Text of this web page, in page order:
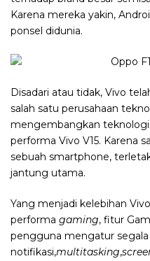
Karena mereka yakin,
ponsel didunia.
Disadari atau tidak, Vivo
salah satu perusahaan
mengembangkan
performa Vivo V15. Karena
sebuah smartphone,
jantung utama.
Yang menjadi kelebihan
performa gaming, fitur
pengguna mengatur
notifikasi,multitasking,